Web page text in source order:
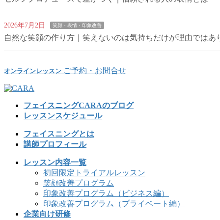
2026年7月2日 笑顔・表情・印象改善
自然な笑顔の作り方｜笑えないのは気持ちだけが理由ではあ
オンラインレッスン ご予約・お問合せ
フェイスニングCARAのブログ
レッスンスケジュール
フェイスニングとは
講師プロフィール
レッスン内容一覧
初回限定トライアルレッスン
笑顔改善プログラム
印象改善プログラム（ビジネス編）
印象改善プログラム（プライベート編）
企業向け研修